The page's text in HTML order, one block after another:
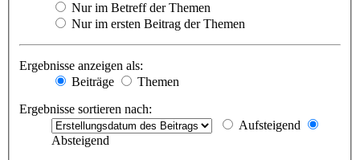
Nur im Betreff der Themen
Nur im ersten Beitrag der Themen
Ergebnisse anzeigen als:
Beiträge
Themen
Ergebnisse sortieren nach:
Aufsteigend
Absteigend